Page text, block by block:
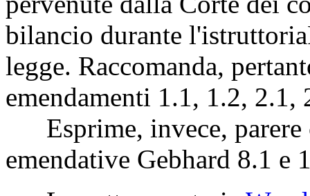
degli oneri né una
Esprime, pertanto,
emendative presentate.
Andrea QUARTINI
emendamenti recepiscano